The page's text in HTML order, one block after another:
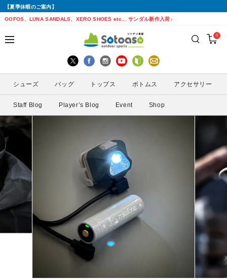
【夏季休暇のご案内】
OOFOS、LUNA SANDALS、XERO SHOES etc... サンダル新作入荷♪
戻る
シューズから探す
トレイルランニングシューズ
ランニングシューズ
サンダル
戻る
トップスから探す
シェル・レインウェア
シャツ
インナー
戻る
ボトムスから探す
ショートパンツ
ロングパンツ
スカート
スパッツ
戻る
バッグから探す
トレランザック
バックパック
ウエストポーチ
その他
戻る
アクセサリーから探す
キャップ・ハット
ソックス
グローブ
アームカバー
ゲイター
サングラス
戻る
ブランドから探す
ACTIVE YOHKAN(アクティブようかん)
ATHLETUNE(アスリチューン)
BananaGO(バナナゴー)
Enemoti(エネモチ)
HoneyAction(ハニーアクション)
KODA(コーダ)
Mag-on(マグオン)
戻る
ブランドから探す
Amazfit(アマズフィット)
BAUERFEIND(バウアーファインド)
CIELE(シエル)
CHAORAS(チャオラス)
Clef(クレ)
Columbia・Montrail(コロンビア・モント
戻る
性別から探す
レディース
0
シューズ バッグ トップス ボトムス アクセサリー
Staff Blog Player’s Blog Event Shop